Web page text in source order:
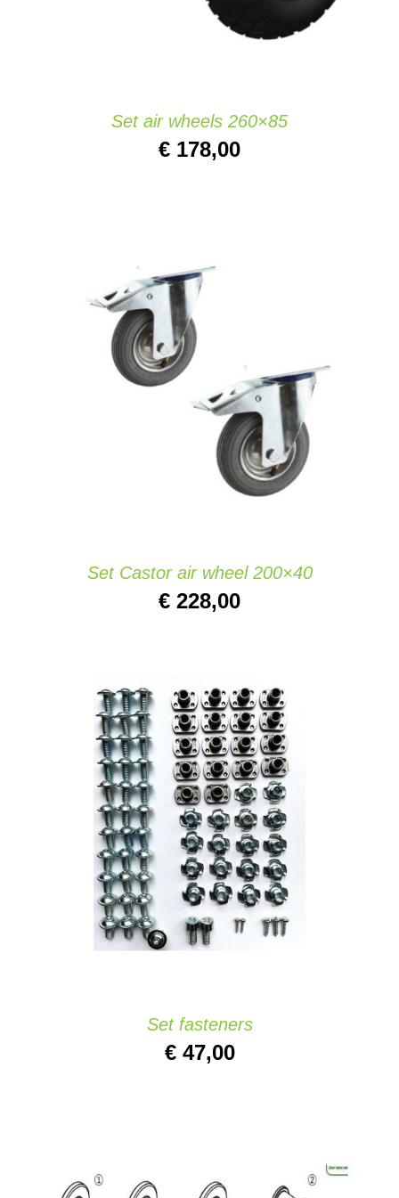
Set air wheels 260×85
€ 178,00
AÑADIR AL CARRITO
Set Castor air wheel 200×40
€ 228,00
AÑADIR AL CARRITO
/
DETAILS
Set fasteners
€47,00